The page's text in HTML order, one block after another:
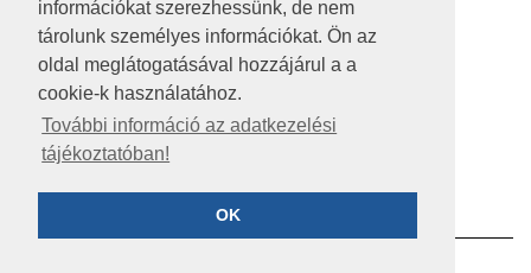
információkat szerezhessünk, de nem
tárolunk személyes információkat. Ön az
oldal meglátogatásával hozzájárul a a
cookie-k használatához.
További információ az adatkezelési
tájékoztatóban!
OK
JOGI NYILATKOZAT
IMPRESSZUM
KÖZÉRDEKŰ ADATOK